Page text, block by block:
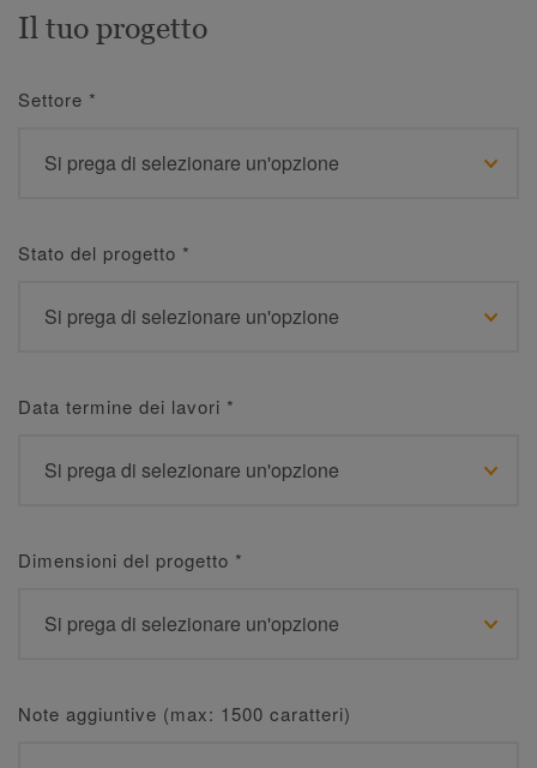
Il tuo progetto
Settore *
Stato del progetto *
Data termine dei lavori *
Dimensioni del progetto *
Note aggiuntive (max: 1500 caratteri)